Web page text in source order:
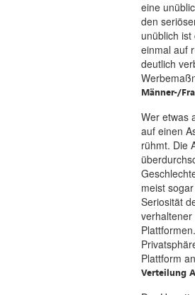
eine
den
unüblich
einmal auf
deutlich
Männer-/
Wer etwas
auf einen
rühmt. Die
meist
Seriosität
Plattform
Verteilung